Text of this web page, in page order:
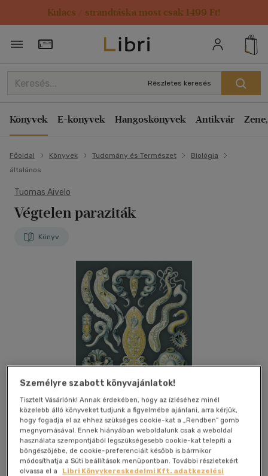
Kulacs / strandtáska most csak 1499 Ft!
Törzsvásárlói Kártya adatai
Részletes keresés
Könyvek E-könyvek Hangoskönyvek Antikvár
Főoldal Könyvek Tudomány és Természet
Biológia
általános
Tuomas Aivelo
Végtelen paraziták
Könyv
Kívánságlistához adom Megosztom
Személyre szabott könyvajánlatok!
Tisztelt Vásárlónk! Annak érdekében, hogy az ízléséhez minél
közelebb álló könyveket tudjunk a figyelmébe ajánlani, arra kérjük,
hogy fogadja el az ehhez szükséges cookie-kat a „Rendben” gomb
megnyomásával. Ennek hiányában weboldalunk csak a weboldal
használata szempontjából legszükségesebb cookie-kat telepíti a
böngészőjébe, de cookie-preferenciáit később is bármikor
módosíthatja a Süti beállítások menüpontban. További részletekért
olvassa el a
Libri Könyvkereskedelmi Kft. adatkezelési